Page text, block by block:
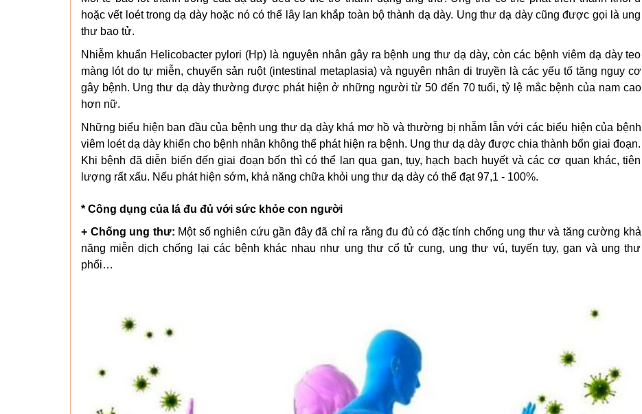
hoặc vết loét trong dạ dày hoặc nó có thể lây lan khắp toàn bộ thành dạ dày. Ung thư dạ dày cũng được gọi là ung
thư bao tử.
Nhiễm khuẩn Helicobacter pylori (Hp) là nguyên nhân gây ra bệnh ung thư dạ dày, còn các bệnh viêm dạ dày teo
màng lót do tự miễn, chuyển sản ruột (intestinal metaplasia) và nguyên nhân di truyền là các yếu tố tăng nguy cơ
gây bệnh. Ung thư dạ dày thường được phát hiện ở những người từ 50 đến 70 tuổi, tỷ lệ mắc bệnh của nam cao
hơn nữ.
Những biểu hiện ban đầu của bệnh ung thư dạ dày khá mơ hồ và thường bị nhẫm lẫn với các biểu hiện của bệnh
viêm loét dạ dày khiến cho bệnh nhân không thể phát hiện ra bệnh. Ung thư dạ dày được chia thành bốn giai đoạn.
Khi bệnh đã diễn biến đến giai đoạn bốn thì có thể lan qua gan, tụy, hạch bạch huyết và các cơ quan khác, tiên
lượng rất xấu. Nếu phát hiện sớm, khả năng chữa khỏi ung thư dạ dày có thể đạt 97,1 - 100%.
* Công dụng của lá đu đủ với sức khỏe con người
+ Chống ung thư: Một số nghiên cứu gần đây đã chỉ ra rằng đu đủ có đặc tính chống ung thư và tăng cường khả
năng miễn dịch chống lại các bệnh khác nhau như ung thư cổ tử cung, ung thư vú, tuyến tụy, gan và ung thư
phổi…